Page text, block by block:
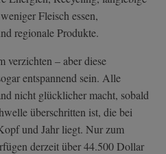
Fleisch essen,
regionale Produkte.
verzichten – aber diese
entspannend sein. Alle
nicht glücklicher macht, sobald
überschritten ist, die bei
und Jahr liegt. Nur zum
derzeit über 44.500 Dollar